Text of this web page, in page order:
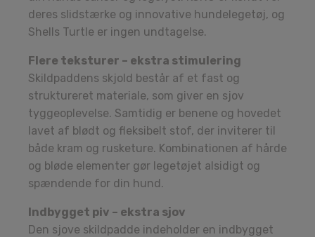
deres slidstærke og innovative hundelegetøj, og
Shells Turtle er ingen undtagelse.
Flere teksturer – ekstra stimulering
Skildpaddens skjold består af et fast og
struktureret materiale, som giver en sjov
tyggeoplevelse. Samtidig er benene og hovedet
lavet af blødt og fleksibelt stof, der inviterer til
både kram og rusketure. Kombinationen af hårde
og bløde elementer gør legetøjet alsidigt og
spændende for din hund.
Indbygget piv – ekstra sjov
Den sjove skildpadde indeholder en indbygget